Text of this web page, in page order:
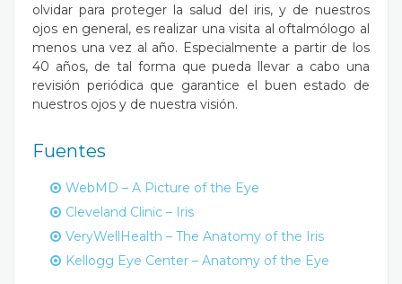
olvidar para proteger la salud del iris, y de nuestros
ojos en general, es realizar una visita al oftalmólogo al
menos una vez al año. Especialmente a partir de los
40 años, de tal forma que pueda llevar a cabo una
revisión periódica que garantice el buen estado de
nuestros ojos y de nuestra visión.
Fuentes
WebMD – A Picture of the Eye
Cleveland Clinic – Iris
VeryWellHealth – The Anatomy of the Iris
Kellogg Eye Center – Anatomy of the Eye